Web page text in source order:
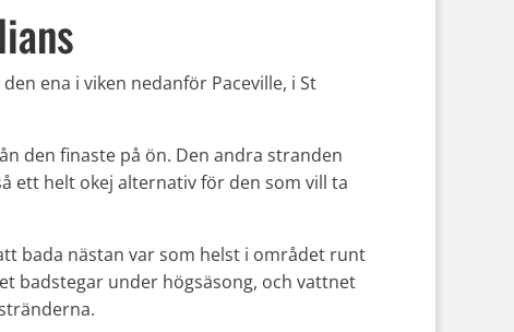
ena i viken nedanför Paceville, i St
den finaste på ön. Den andra stranden
ett helt okej alternativ för den som vill ta
bada nästan var som helst i området runt
badstegar under högsäsong, och vattnet